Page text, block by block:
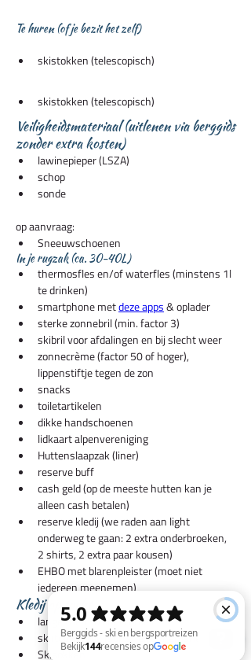
Te huren (of je bezit het zelf)
skistokken (telescopisch)
skistokken (telescopisch)
Veiligheidsmateriaal (uitlenen via berggids
zonder extra kosten)
lawinepieper (LSZA)
schop
sonde
op aanvraag:
Sneeuwschoenen
In je rugzak (ca. 30-40L)
thermosfles en/of waterfles (minstens 1l
te drinken)
smartphone met deze apps & oplader
sterke zonnebril (min. factor 3)
skibril voor afdalingen en bij slecht weer
zonnecrème (factor 50 of hoger),
lippenstiftje tegen de zon
snacks
toiletartikelen
dikke handschoenen
lidkaart alpenvereniging
Huttenslaapzak (liner)
reserve buff
cash geld (op de meeste hutten kan je
alleen cash betalen)
reserve kledij (we raden aan light
onderweg te gaan: 2 extra onderbroeken,
2 shirts, 2 extra paar kousen)
EHBO met blarenpleister (moet niet
iedereen meenemen)
Kledij op tocht
lange thermo onderbroek
ski(tour)broek (softshell of hardshell)
Skisokken